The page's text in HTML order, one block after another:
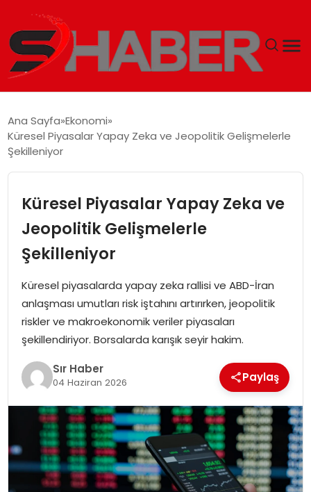
MAGAZIN
EKONOMI
SIYASET
EĞITIM
YAŞAM
Ana Sayfa Ekonomi
Küresel Piyasalar Yapay Zeka ve Jeopolitik Gelişmelerle
Şekilleniyor
Küresel Piyasalar Yapay Zeka ve
Jeopolitik Gelişmelerle
Şekilleniyor
Küresel piyasalarda yapay zeka rallisi ve ABD-İran
anlaşması umutları risk iştahını artırırken, jeopolitik
riskler ve makroekonomik veriler piyasaları
şekillendiriyor. Borsalarda karışık seyir hakim.
Sır Haber
04 Haziran 2026 Paylaş